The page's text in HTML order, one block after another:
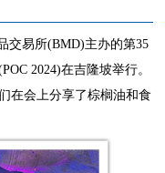
交易所(BMD)主办的第35
2024)在吉隆坡举行。
在会上分享了棕榈油和食